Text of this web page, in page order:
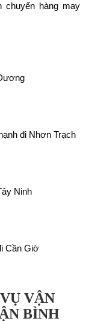
chuyển hàng may
đi Nhơn Trạch
Ninh
Cần Giờ
VẬN
BÌNH